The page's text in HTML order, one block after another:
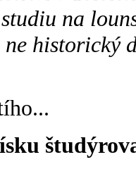
na
historický